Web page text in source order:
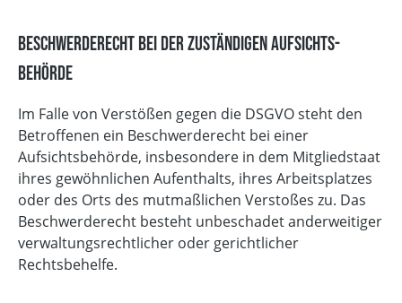
Beschwerde­recht bei der zuständigen Aufsichts­
behörde
Im Falle von Verstößen gegen die DSGVO steht den
Betroffenen ein Beschwerderecht bei einer
Aufsichtsbehörde, insbesondere in dem Mitgliedstaat
ihres gewöhnlichen Aufenthalts, ihres Arbeitsplatzes
oder des Orts des mutmaßlichen Verstoßes zu. Das
Beschwerderecht besteht unbeschadet anderweitiger
verwaltungsrechtlicher oder gerichtlicher
Rechtsbehelfe.